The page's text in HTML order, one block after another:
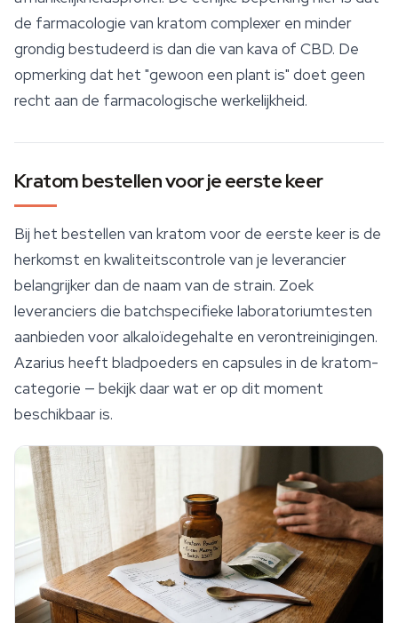
de farmacologie van kratom complexer en minder
grondig bestudeerd is dan die van kava of CBD. De
opmerking dat het "gewoon een plant is" doet geen
recht aan de farmacologische werkelijkheid.
Kratom bestellen voor je eerste keer
Bij het bestellen van kratom voor de eerste keer is de
herkomst en kwaliteitscontrole van je leverancier
belangrijker dan de naam van de strain. Zoek
leveranciers die batchspecifieke laboratoriumtesten
aanbieden voor alkaloïdegehalte en verontreinigingen.
Azarius heeft bladpoeders en capsules in de kratom-
categorie — bekijk daar wat er op dit moment
beschikbaar is.